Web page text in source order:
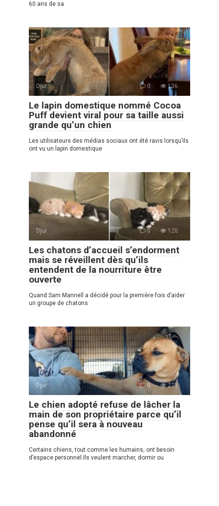
60 ans de sa
Djur 0 136
Le lapin domestique nommé Cocoa
Puff devient viral pour sa taille aussi
grande qu’un chien
Les utilisateurs des médias sociaux ont été ravis lorsqu’ils
ont vu un lapin domestique
Djur 0 120
Les chatons d’accueil s’endorment
mais se réveillent dès qu’ils
entendent de la nourriture être
ouverte
Quand Sam Mannell a décidé pour la première fois d’aider
un groupe de chatons
Djur 0 221
Le chien adopté refuse de lâcher la
main de son propriétaire parce qu’il
pense qu’il sera à nouveau
abandonné
Certains chiens, tout comme les humains, ont besoin
d’espace personnel.Ils veulent marcher, dormir ou